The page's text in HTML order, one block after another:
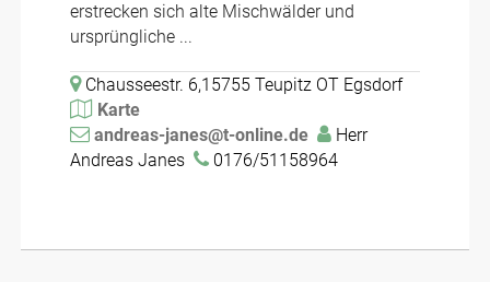
erstrecken sich alte Mischwälder und
ursprüngliche ...
Chausseestr. 6,15755 Teupitz OT Egsdorf
Karte
andreas-janes@t-online.de
Herr
Andreas Janes
0176/51158964